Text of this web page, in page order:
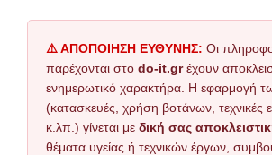
⚠️ ΑΠΟΠΟΙΗΣΗ ΕΥΘΥΝΗΣ: Οι
παρέχονται στο do-it.grέχουν
ενημερωτικό χαρακτήρα. Η εφαρμογή
(κατασκευές, χρήση βοτάνων, τεχνικές
κ.λπ.) γίνεται με δική σας
θέματα υγείας ή τεχνικών έργων,